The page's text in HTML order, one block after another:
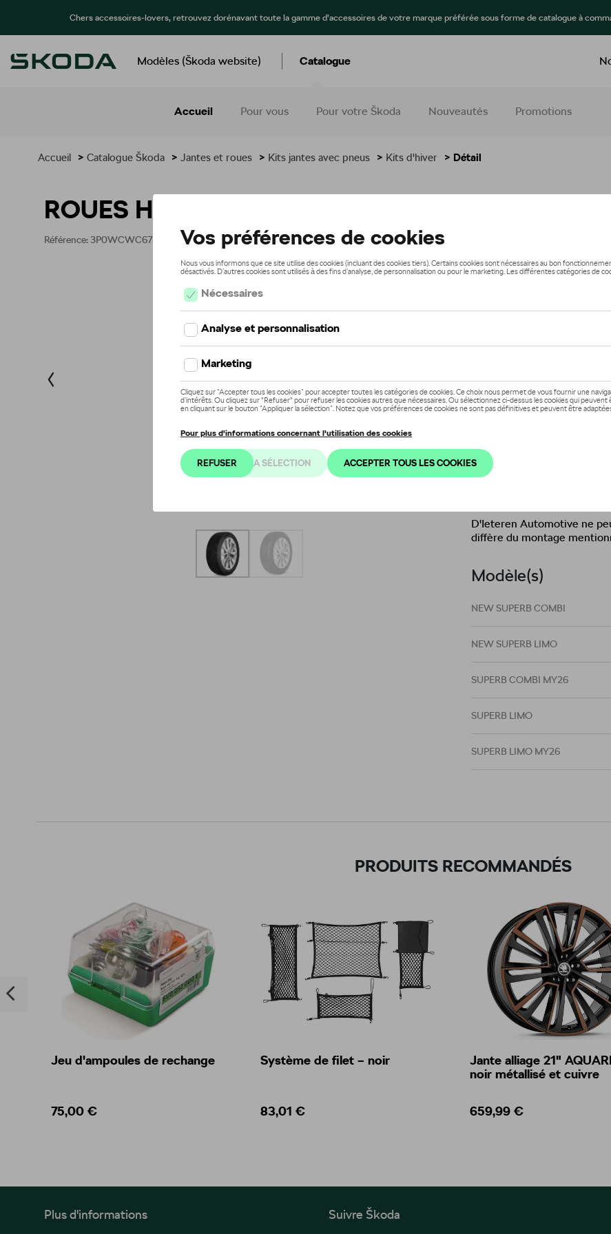
Chers accessoires-lovers, retrouvez dorénavant toute la gamme d’accessoires de votre marque préférée sous forme de catalogue à
Modèles (Škoda website) Catalogue
Accueil Pour vous Pour votre Škoda Nouveautés Promotions
Accueil > Catalogue Škoda > Jantes et roues > Kits jantes avec pneus > Kits d'hiver > Détail
ROUES HIVER 17"
Référence: 3P0WCWC67 8Z8
1 549,01 €
Ce produit n'est actuellement
Vérifiez la
Description
JANTE ALU Crystal Silver
équipé d'un pneu hiver
Blizzak LM-005
EPREL
D'Ieteren Automotive ne
diffère du montage
Modèle(s)
NEW SUPERB COMBI
NEW SUPERB LIMO
SUPERB COMBI MY26
SUPERB LIMO
SUPERB LIMO MY26
PRODUITS RECOMMANDÉS
Jeu d'ampoules de rechange
75,00 €
Système de filet – noir
83,01 €
Jante alliage 21"
noir métallisé et cuivre
659,99 €
Plus d'informations Suivre Škoda